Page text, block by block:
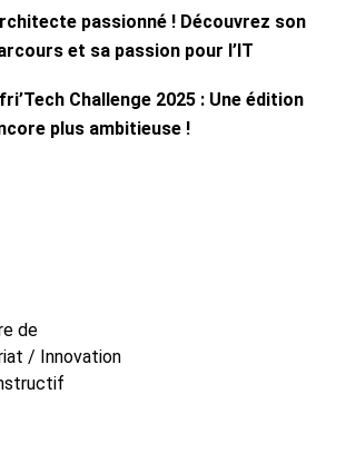
passionné ! Découvrez son
et sa passion pour l’IT
Challenge 2025 : Une édition
plus ambitieuse !
de
/ Innovation